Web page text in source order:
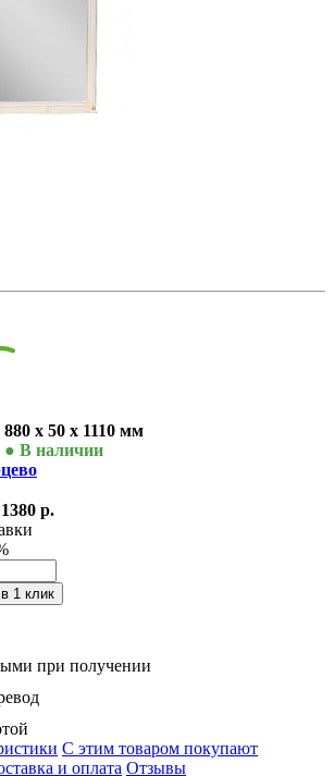
x 50 x 1110 мм
● В наличии
1380 р.
1 клик
при получении
С этим товаром покупают
и оплата Отзывы